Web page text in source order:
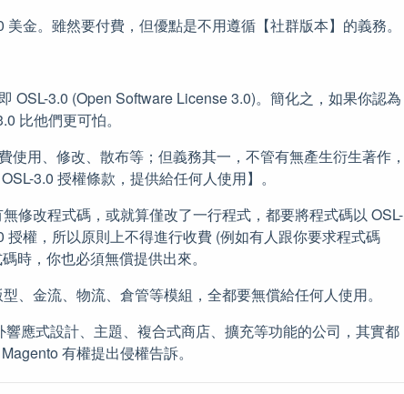
金。雖然要付費，但優點是不用遵循【社群版本】的義務。
OSL-3.0 (Open Software License 3.0)。簡化之，如果你認為
比他們更可怕。
用、修改、散布等；但義務其一，不管有無產生衍生著作，
3.0 授權條款，提供給任何人使用】。
修改程式碼，或就算僅改了一行程式，都要將程式碼以 OSL-
權，所以原則上不得進行收費 (例如有人跟你要求程式碼
時，你也必須無償提供出來。
、金流、物流、倉管等模組，全都要無償給任何人使用。
響應式設計、主題、複合式商店、擴充等功能的公司，其實都
有權提出侵權告訴。